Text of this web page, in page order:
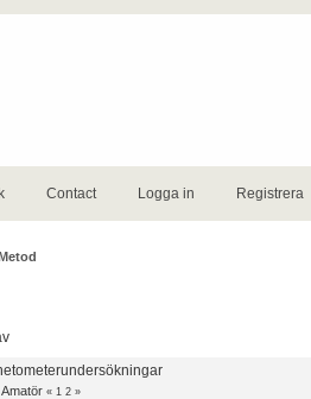
Contact Logga in Registrera
« 1 2 »